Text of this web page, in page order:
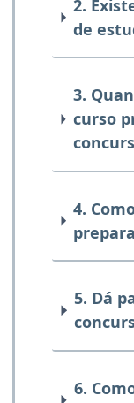
2.
de
3.
curso
4.
5. Dá
6.